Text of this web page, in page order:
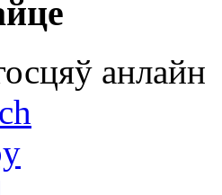
анлайн